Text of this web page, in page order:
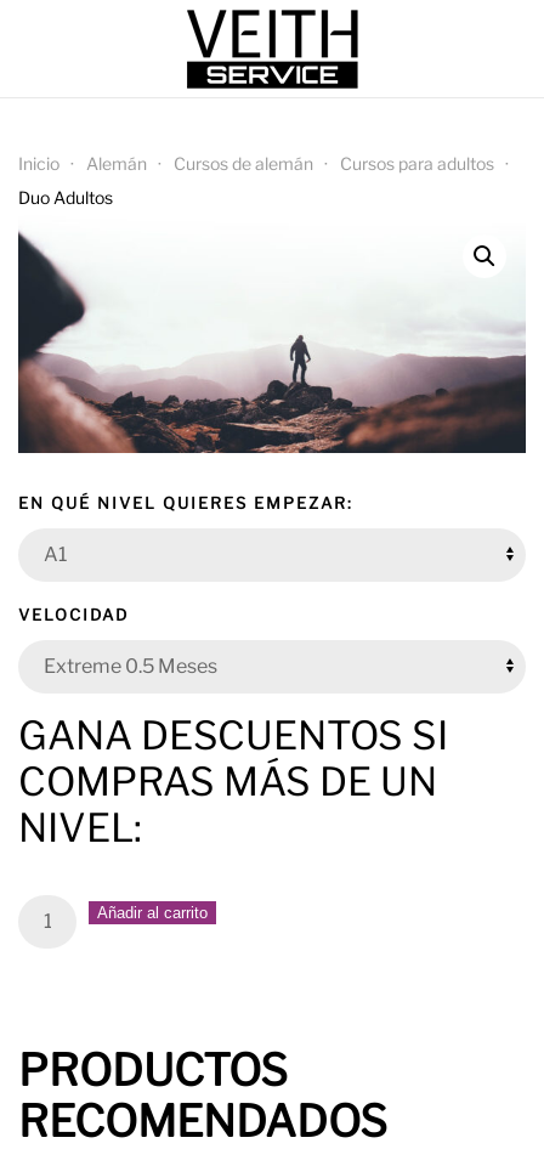
Inicio Alemán Cursos de alemán
Cursos para adultos
Duo Adultos
EN QUÉ NIVEL QUIERES EMPEZAR:
VELOCIDAD
GANA DESCUENTOS SI
COMPRAS MÁS DE UN
NIVEL:
Duo
Añadir al carrito
PRODUCTOS
RECOMENDADOS